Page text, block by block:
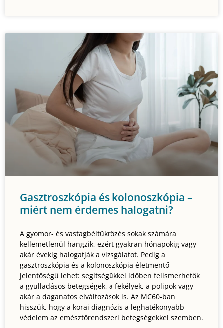
Gasztroszkópia és kolonoszkópia –
miért nem érdemes halogatni?
A gyomor- és vastagbéltükrözés sokak számára
kellemetlenül hangzik, ezért gyakran hónapokig vagy
akár évekig halogatják a vizsgálatot. Pedig a
gasztroszkópia és a kolonoszkópia életmentő
jelentőségű lehet: segítségükkel időben felismerhetők
a gyulladásos betegségek, a fekélyek, a polipok vagy
akár a daganatos elváltozások is. Az MC60-ban
hisszük, hogy a korai diagnózis a leghatékonyabb
védelem az emésztőrendszeri betegségekkel szemben.